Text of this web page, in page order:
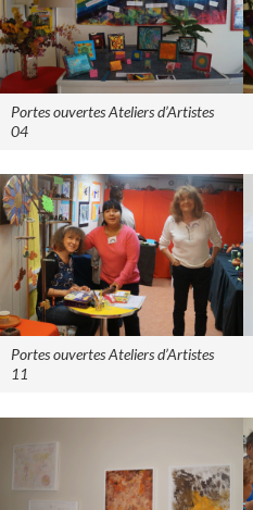
Portes ouvertes Ateliers d’Artistes
04
Portes ouvertes Ateliers d’Artistes
11